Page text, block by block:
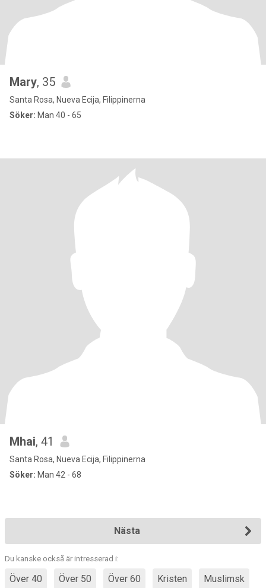
Mary, 35
Santa Rosa, Nueva Ecija, Filippinerna
Söker: Man 40 - 65
Mhai, 41
Santa Rosa, Nueva Ecija, Filippinerna
Söker: Man 42 - 68
Nästa
Du kanske också är intresserad i:
Över 40 Över 50 Över 60 Kristen Muslimsk